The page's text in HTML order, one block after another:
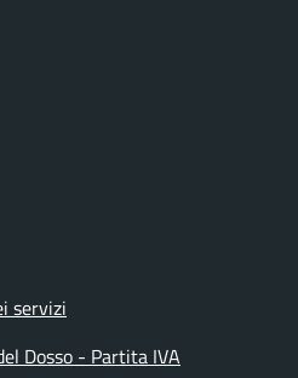
servizi
Dosso - Partita IVA